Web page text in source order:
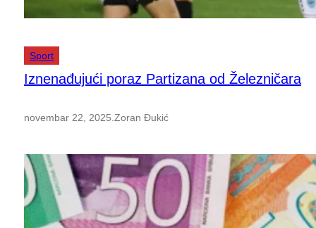
Sport
Iznenađujući poraz Partizana od Železničara
novembar 22, 2025.Zoran Đukić